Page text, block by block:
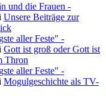
und die Frauen -
Unsere Beiträge zur
aller Feste" -
Gott ist groß oder Gott ist
Thron
aller Feste" -
Mogulgeschichte als TV-